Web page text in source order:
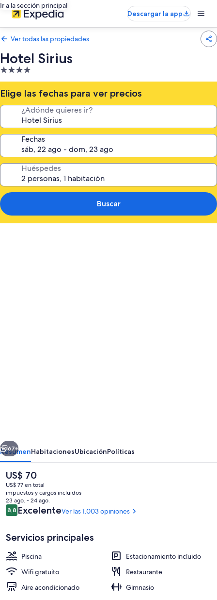
Ir a la sección principal
Descargar la app
Ver todas las propiedades
Hotel Sirius
Propiedad
de
4.0
estrellas
Elige las fechas para ver precios
¿Adónde quieres ir?
Fechas
Huéspedes
Buscar
Una piscina techada, sillones
Siguiente
67+
ResumenHabitacionesUbicaciónPolíticas
El
precio
actual
es
de
US$ 70
US$ 70
US$ 77 en total
impuestos y cargos incluidos
23 ago. - 24 ago.
Opiniones
8,88,8 de 10
ExcelenteVer las 1.003 opiniones
Servicios principales
Piscina
Estacionamiento incluido
Wifi gratuito
Restaurante
Aire acondicionado
Gimnasio